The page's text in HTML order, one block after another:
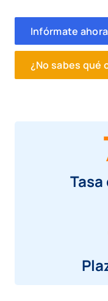
Infórmate ahora
¿No sabes qué